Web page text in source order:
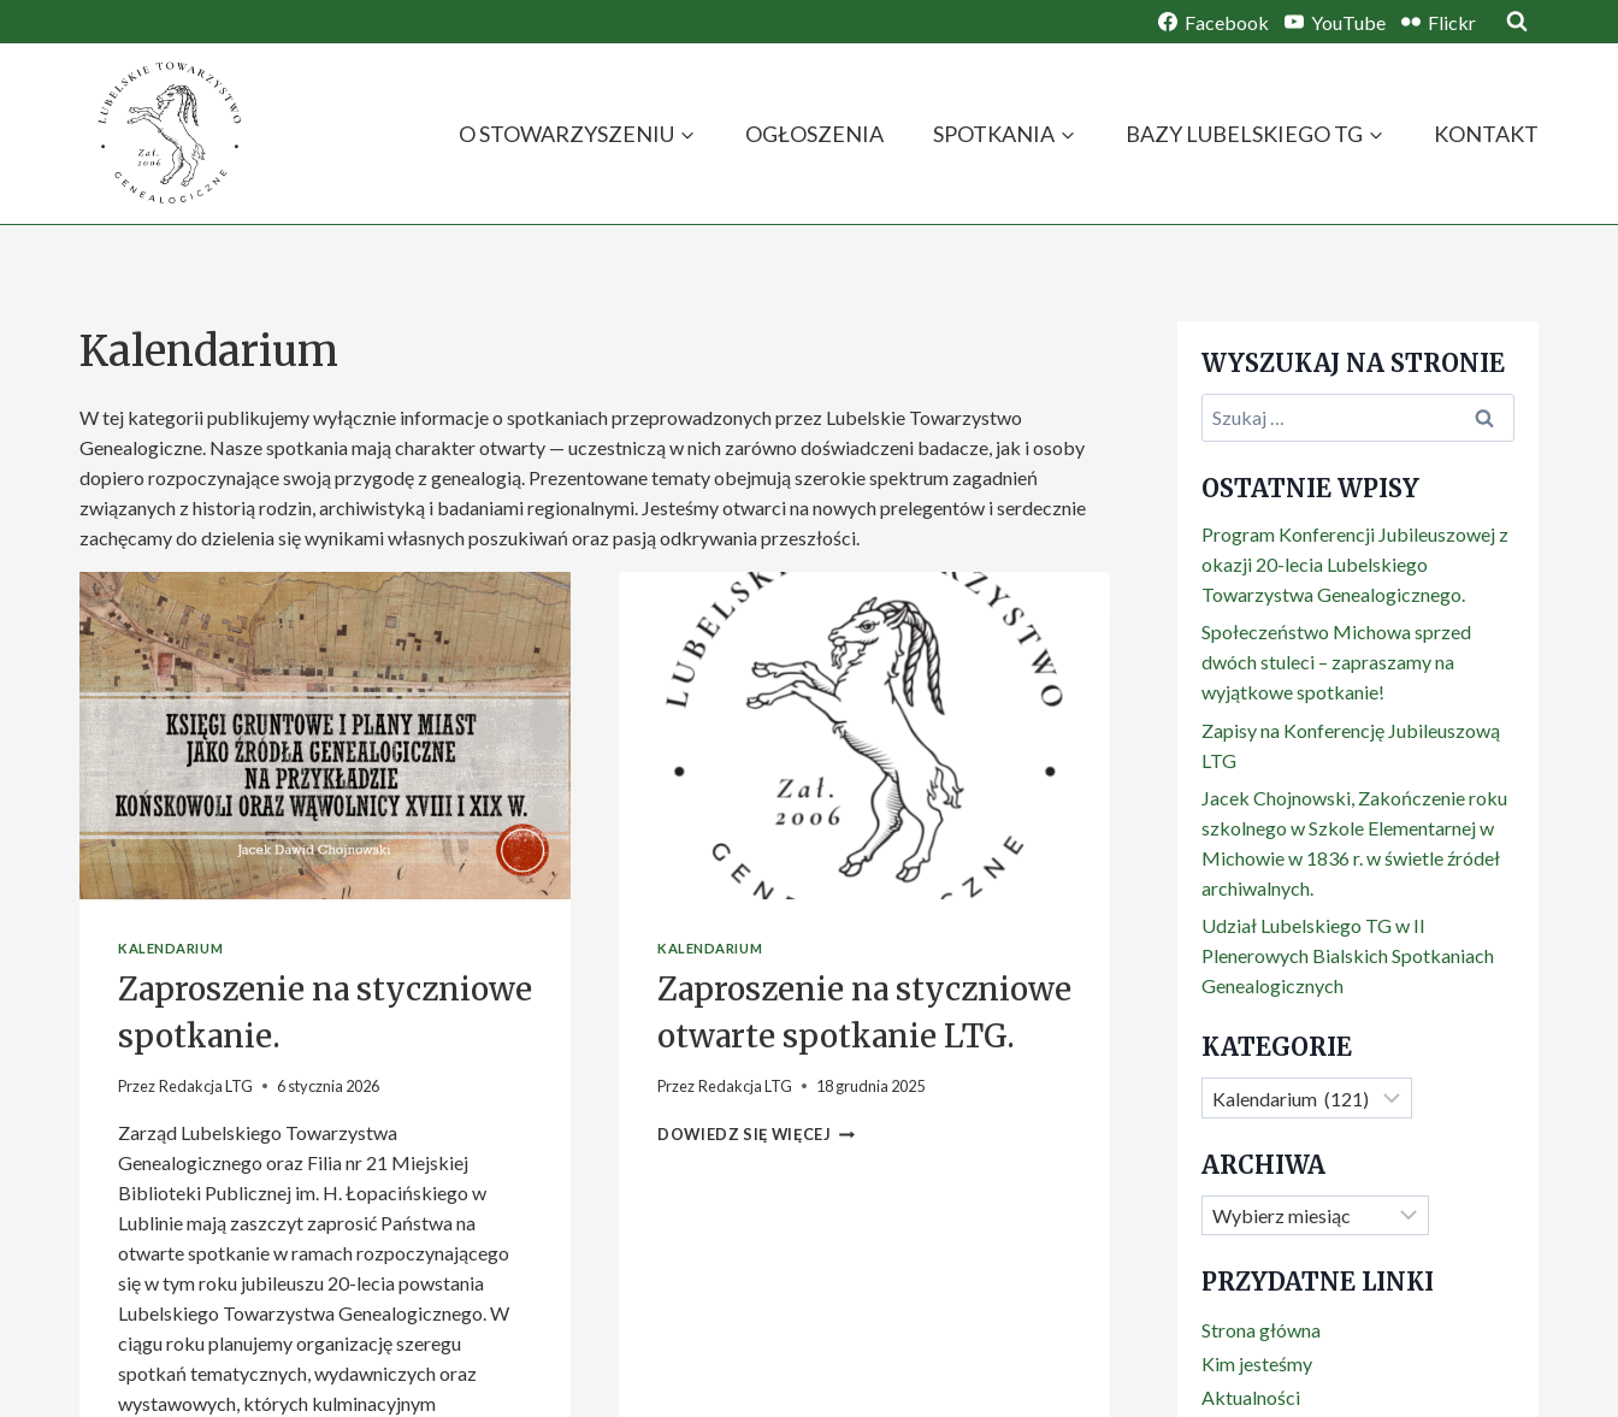
do
Facebook YouTube Flickr
O STOWARZYSZENIU OGŁOSZENIA SPOTKANIA BAZY LUBELSKIEGO TG KONTAKT
Kalendarium
W tej kategorii publikujemy wyłącznie informacje o spotkaniach przeprowadzonych przez Lubelskie Towarzystwo
Genealogiczne. Nasze spotkania mają charakter otwarty — uczestniczą w nich zarówno doświadczeni badacze, jak i osoby
dopiero rozpoczynające swoją przygodę z genealogią. Prezentowane tematy obejmują szerokie spektrum zagadnień
związanych z historią rodzin, archiwistyką i badaniami regionalnymi. Jesteśmy otwarci na nowych prelegentów i serdecznie
zachęcamy do dzielenia się wynikami własnych poszukiwań oraz pasją odkrywania przeszłości.
KALENDARIUM
Zaproszenie na styczniowe
spotkanie.
PrzezRedakcja LTG 6 stycznia 2026
Zarząd Lubelskiego Towarzystwa
Genealogicznego oraz Filia nr 21 Miejskiej
Biblioteki Publicznej im. H. Łopacińskiego w
Lublinie mają zaszczyt zaprosić Państwa na
otwarte spotkanie w ramach rozpoczynającego
się w tym roku jubileuszu 20-lecia powstania
Lubelskiego Towarzystwa Genealogicznego. W
ciągu roku planujemy organizację szeregu
spotkań tematycznych, wydawniczych oraz
wystawowych, których kulminacyjnym
KALENDARIUM
Zaproszenie na styczniowe
otwarte spotkanie LTG.
PrzezRedakcja LTG 18 grudnia 2025
DOWIEDZ SIĘ WIĘCEJ ZAPROSZENIE
WYSZUKAJ NA STRONIE
Szukaj:
OSTATNIE WPISY
Program Konferencji Jubileuszowej z
okazji 20-lecia Lubelskiego
Towarzystwa Genealogicznego.
Społeczeństwo Michowa sprzed
dwóch stuleci – zapraszamy na
wyjątkowe spotkanie!
Zapisy na Konferencję Jubileuszową
LTG
Jacek Chojnowski, Zakończenie roku
szkolnego w Szkole Elementarnej w
Michowie w 1836 r. w świetle źródeł
archiwalnych.
Udział Lubelskiego TG w II
Plenerowych Bialskich Spotkaniach
Genealogicznych
KATEGORIE
Kategorie
ARCHIWA
Archiwa
PRZYDATNE LINKI
Strona główna
Kim jesteśmy
Aktualności